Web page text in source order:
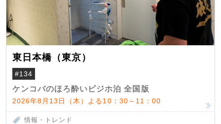
東日本橋（東京）
#134
ケンコバのほろ酔いビジホ泊 全国版
2026年8月13日（木）よる10：30～11：00
情報・トレンド